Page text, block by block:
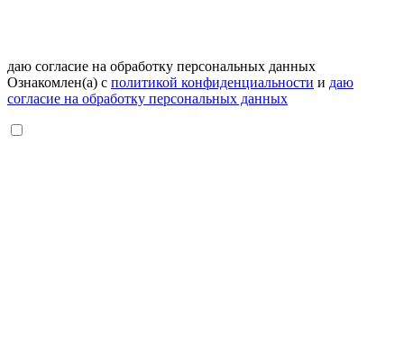
даю согласие на обработку персональных данных
Ознакомлен(а) с политикой конфиденциальности и даю
согласие на обработку персональных данных